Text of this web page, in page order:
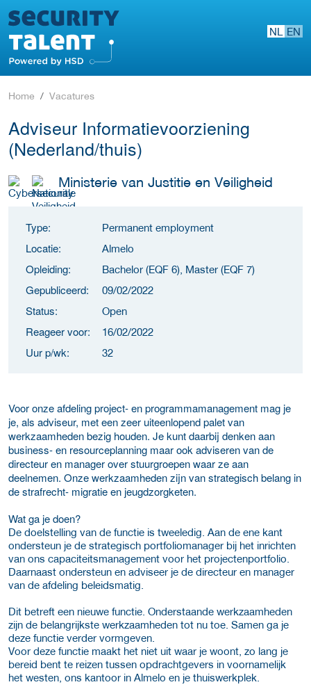
NL EN
Home Vacatures
Adviseur Informatievoorziening
(Nederland/thuis)
Ministerie van Justitie en Veiligheid
Type: Permanent employment
Locatie: Almelo
Opleiding: Bachelor (EQF 6), Master (EQF 7)
Gepubliceerd: 09/02/2022
Status: Open
Reageer voor: 16/02/2022
Uur p/wk: 32
Voor onze afdeling project- en programmamanagement mag je
je, als adviseur, met een zeer uiteenlopend palet van
werkzaamheden bezig houden. Je kunt daarbij denken aan
business- en resourceplanning maar ook adviseren van de
directeur en manager over stuurgroepen waar ze aan
deelnemen. Onze werkzaamheden zijn van strategisch belang in
de strafrecht- migratie en jeugdzorgketen.
Wat ga je doen?
De doelstelling van de functie is tweeledig. Aan de ene kant
ondersteun je de strategisch portfoliomanager bij het inrichten
van ons capaciteitsmanagement voor het projectenportfolio.
Daarnaast ondersteun en adviseer je de directeur en manager
van de afdeling beleidsmatig.
Dit betreft een nieuwe functie. Onderstaande werkzaamheden
zijn de belangrijkste werkzaamheden tot nu toe. Samen ga je
deze functie verder vormgeven.
Voor deze functie maakt het niet uit waar je woont, zo lang je
bereid bent te reizen tussen opdrachtgevers in voornamelijk
het westen, ons kantoor in Almelo en je thuiswerkplek.